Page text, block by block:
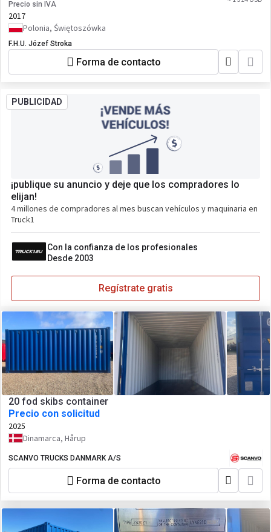
Precio sin IVA
2017
Polonia, Świętoszówka
F.H.U. Józef Stroka
Forma de contacto
PUBLICIDAD
¡publique su anuncio y deje que los compradores lo
elijan!
4 millones de compradores al mes buscan vehículos y maquinaria en
Truck1
Con la confianza de los profesionales
Desde 2003
Regístrate gratis
20 fod skibs container
Precio con solicitud
2025
Dinamarca, Hårup
SCANVO TRUCKS DANMARK A/S
Forma de contacto